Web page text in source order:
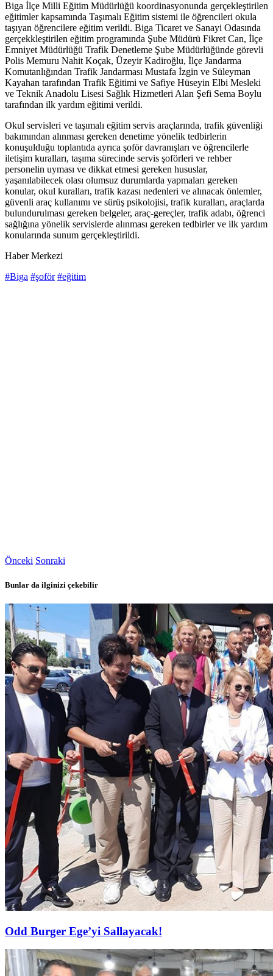
Biga İlçe Milli Eğitim Müdürlüğü koordinasyonunda gerçekleştirilen
eğitimler kapsamında Taşımalı Eğitim sistemi ile öğrencileri okula
taşıyan öğrencilere eğitim verildi. Biga Ticaret ve Sanayi Odasında
gerçekkleştirilen eğitim programında Şube Müdürü Fikret Can, İlçe
Emniyet Müdürlüğü Trafik Denetleme Şube Müdürlüğünde görevli
Polis Memuru Nahit Koçak, Üzeyir Kadiroğlu, İlçe Jandarma
Komutanlığından Trafik Jandarması Mustafa İzgin ve Süleyman
Kayahan tarafından Trafik Eğitimi ve Safiye Hüseyin Elbi Mesleki
ve Teknik Anadolu Lisesi Sağlık Hizmetleri Alan Şefi Sema Boylu
tarafından ilk yardım eğitimi verildi.
Okul servisleri ve taşımalı eğitim servis araçlarında, trafik güvenliği
bakımından alınması gereken denetime yönelik tedbirlerin
konuşulduğu toplantıda ayrıca şoför davranışları ve öğrencilerle
iletişim kuralları, taşıma sürecinde servis şoförleri ve rehber
personelin uyması ve dikkat etmesi gereken hususlar,
yaşanılabilecek olası olumsuz durumlarda yapmaları gereken
konular, okul kuralları, trafik kazası nedenleri ve alınacak önlemler,
güvenli araç kullanımı ve sürüş psikolojisi, trafik kuralları, araçlarda
bulundurulması gereken belgeler, araç-gereçler, trafik adabı, öğrenci
sağlığına yönelik servislerde alınması gereken tedbirler ve ilk yardım
konularında sunum gerçekleştirildi.
Haber Merkezi
#Biga #şoför #eğitim
Önceki Sonraki
Bunlar da ilginizi çekebilir
Odd Burger Ege’yi Sallayacak!